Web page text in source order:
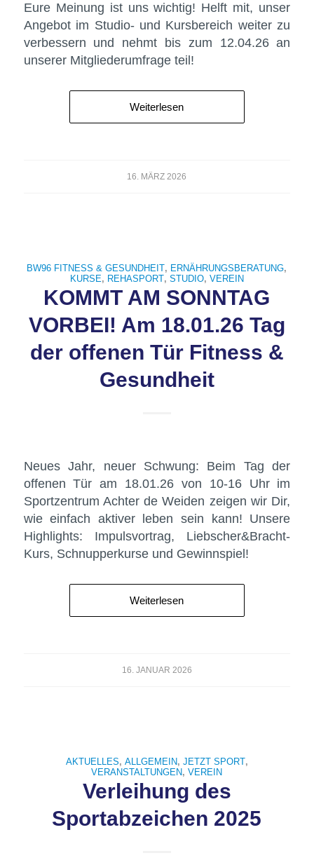
Eure Meinung ist uns wichtig! Helft mit, unser
Angebot im Studio- und Kursbereich weiter zu
verbessern und nehmt bis zum 12.04.26 an
unserer Mitgliederumfrage teil!
Weiterlesen
16. MÄRZ 2026
BW96 FITNESS & GESUNDHEIT, ERNÄHRUNGSBERATUNG,
KURSE, REHASPORT, STUDIO, VEREIN
KOMMT AM SONNTAG
VORBEI! Am 18.01.26 Tag
der offenen Tür Fitness &
Gesundheit
Neues Jahr, neuer Schwung: Beim Tag der
offenen Tür am 18.01.26 von 10-16 Uhr im
Sportzentrum Achter de Weiden zeigen wir Dir,
wie einfach aktiver leben sein kann! Unsere
Highlights: Impulsvortrag, Liebscher&Bracht-
Kurs, Schnupperkurse und Gewinnspiel!
Weiterlesen
16. JANUAR 2026
AKTUELLES, ALLGEMEIN, JETZT SPORT,
VERANSTALTUNGEN,VEREIN
Verleihung des
Sportabzeichen 2025